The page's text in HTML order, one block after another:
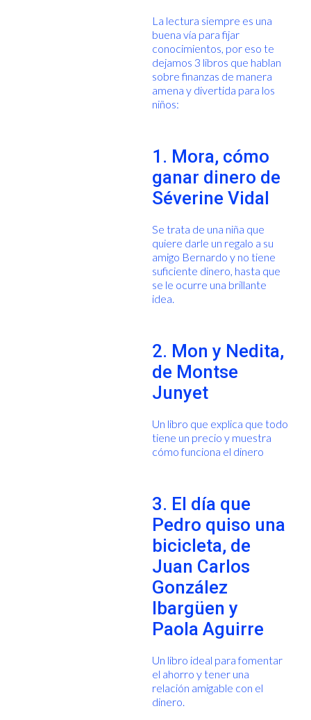
La lectura siempre es una
buena vía para fijar
conocimientos, por eso te
dejamos 3 libros que hablan
sobre finanzas de manera
amena y divertida para los
niños:
1. Mora, cómo
ganar dinero de
Séverine Vidal
Se trata de una niña que
quiere darle un regalo a su
amigo Bernardo y no tiene
suficiente dinero, hasta que
se le ocurre una brillante
idea.
2. Mon y Nedita,
de Montse
Junyet
Un libro que explica que todo
tiene un precio y muestra
cómo funciona el dinero
3. El día que
Pedro quiso una
bicicleta, de
Juan Carlos
González
Ibargüen y
Paola Aguirre
Un libro ideal para fomentar
el ahorro y tener una
relación amigable con el
dinero.